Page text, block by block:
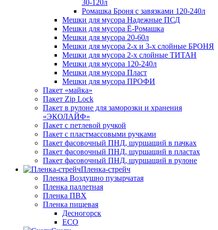
30-120л
Ромашка Броня с завязками 120-240л
Мешки для мусора Надежные ПСД
Мешки для мусора Ё-Ромашка
Мешки для мусора 20-60л
Мешки для мусора 2-х и 3-х слойные БРОНЯ
Мешки для мусора 2-х слойные ТИТАН
Мешки для мусора 120-240л
Мешки для мусора Пласт
Мешки для мусора ПРОФИ
Пакет «майка»
Пакет Zip Lock
Пакет в рулоне для заморозки и хранения
«ЭКОЛАЙФ»
Пакет с петлевой ручкой
Пакет с пластмассовыми ручками
Пакет фасовочный ПНД, шуршащий в пачках
Пакет фасовочный ПНД, шуршащий в пластах
Пакет фасовочный ПНД, шуршащий в рулоне
Пленка-стрейч
Пленка Воздушно пузырчатая
Пленка паллетная
Пленка ПВХ
Пленка пищевая
Десногорск
ECO